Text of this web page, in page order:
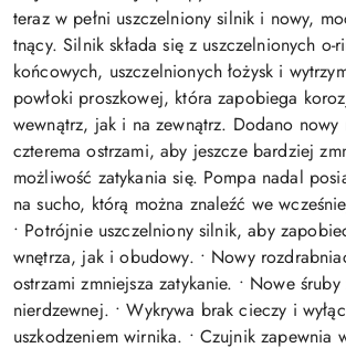
teraz w pełni uszczelniony silnik i nowy,
tnący. Silnik składa się z uszczelnionych
końcowych, uszczelnionych łożysk i
powłoki proszkowej, która zapobiega
wewnątrz, jak i na zewnątrz. Dodano
czterema ostrzami, aby jeszcze bardziej
możliwość zatykania się. Pompa nadal
na sucho, którą można znaleźć we
• Potrójnie uszczelniony silnik, aby
wnętrza, jak i obudowy. • Nowy
ostrzami zmniejsza zatykanie. • Nowe śruby
nierdzewnej. • Wykrywa brak cieczy i
uszkodzeniem wirnika. • Czujnik zapewnia